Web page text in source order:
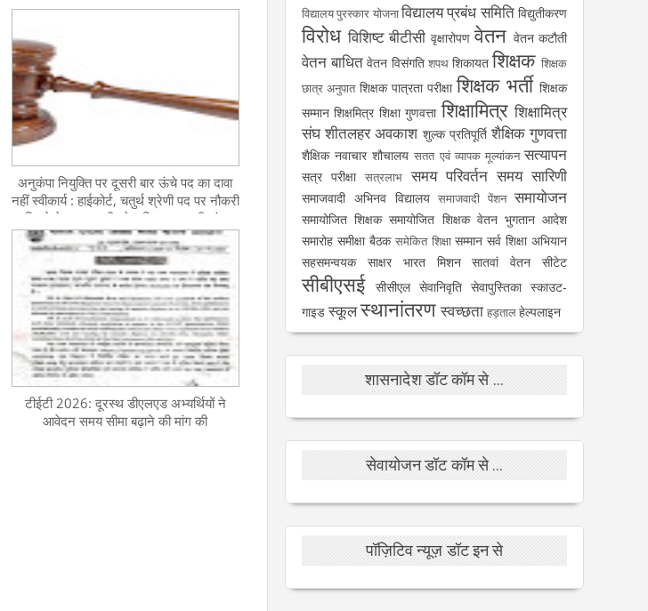
अनुकंपा नियुक्ति पर दूसरी बार ऊंचे पद का दावा
नहीं स्वीकार्य : हाईकोर्ट, चतुर्थ श्रेणी पद पर नौकरी
मिलने के बाद एलटी ग्रेड शिक्षक पद की मांग
खारिज
टीईटी 2026: दूरस्थ डीएलएड अभ्यर्थियों ने
आवेदन समय सीमा बढ़ाने की मांग की
विद्यालय पुरस्कार योजनाविद्यालय प्रबंध समिति विद्युतीकरण
विरोध विशिष्ट बीटीसी वृक्षारोपण वेतन वेतन कटौती
वेतन बाधित वेतन विसंगति शपथ शिकायत शिक्षक शिक्षक
छात्र अनुपात शिक्षक पात्रता परीक्षा शिक्षक भर्ती शिक्षक
सम्मान शिक्षमित्र शिक्षा गुणवत्ता शिक्षामित्र शिक्षामित्र
संघ शीतलहर अवकाश शुल्क प्रतिपूर्ति शैक्षिक गुणवत्ता
शैक्षिक नवाचार शौचालय सतत एवं व्यापक मूल्यांकन सत्यापन
सत्र परीक्षा सत्रलाभ समय परिवर्तन समय सारिणी
समाजवादी अभिनव विद्यालय समाजवादी पेंशन समायोजन
समायोजित शिक्षक समायोजित शिक्षक वेतन भुगतान आदेश
समारोह समीक्षा बैठक समेकित शिक्षा सम्मान सर्व शिक्षा अभियान
सहसमन्वयक
साक्षर भारत मिशन सातवां वेतन सीटेट
सीबीएसई सीसीएल सेवानिवृति सेवापुस्तिका स्काउट-
गाइड स्कूलस्थानांतरण स्वच्छता हड़तालहेल्पलाइन
शासनादेश डॉट कॉम से ...
सेवायोजन डॉट कॉम से ...
पॉज़िटिव न्यूज़ डॉट इन से